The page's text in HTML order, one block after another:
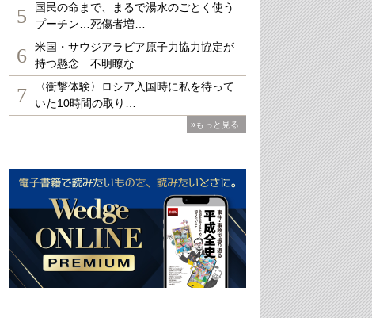
5
国民の命まで、まるで湯水のごとく使う
プーチン…死傷者増…
6
米国・サウジアラビア原子力協力協定が
持つ懸念…不明瞭な…
7
〈衝撃体験〉ロシア入国時に私を待って
いた10時間の取り…
»もっと見る